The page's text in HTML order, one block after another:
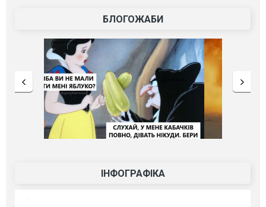
БЛОГОЖАБИ
ІНФОГРАФІКА